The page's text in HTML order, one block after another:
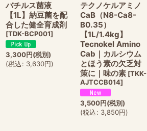
バチルス菌液
【1L】納豆菌を配
合した健全育成剤
[TDK-BCP001]
3,300円(税別)
(税込: 3,630円)
テクノケルアミノ
CaB（N8-Ca8-
B0.35）
【1L/1.4kg】
Tecnokel Amino
Cab｜カルシウム
とほう素の欠乏対
策に｜味の素 [TKK-
AJTCCB014]
3,500円(税別)
(税込: 3,850円)